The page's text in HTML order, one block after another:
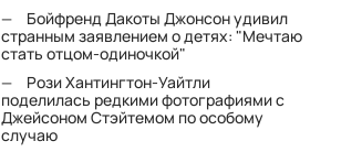
Бойфренд Дакоты Джонсон удивил
странным заявлением о детях: "Мечтаю
стать отцом-одиночкой"
Рози Хантингтон-Уайтли
поделилась редкими фотографиями с
Джейсоном Стэйтемом по особому
случаю